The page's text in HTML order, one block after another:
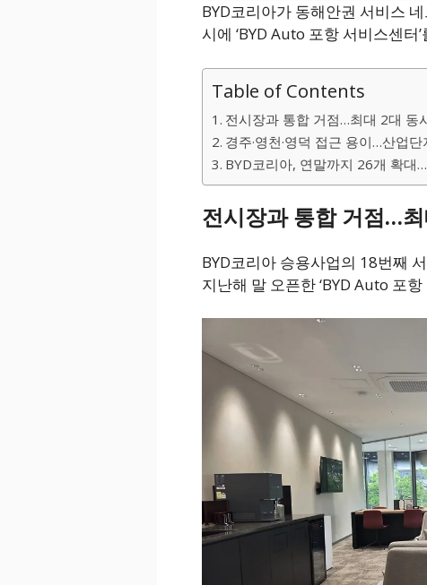
BYD코리아가 동해안권 서비스
시에 ‘BYD Auto 포항 서비스센터
Table of Contents
전시장과 통합 거점…최대 2대 동
경주·영천·영덕 접근 용이…산업단
BYD코리아, 연말까지 26개 확대
전시장과 통합 거점…
BYD코리아 승용사업의 18번째
지난해 말 오픈한 ‘BYD Auto 포